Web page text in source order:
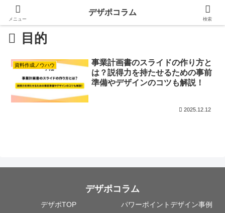
目的
資料作成ノウハウ
事業計画書のスライドの作り方と
は？説得力を持たせるための事前
準備やデザインのコツも解説！
2025.12.12
デザポコラム
デザポTOP
パワーポイントデザイン事例
メニュー
デザポコラム
検索